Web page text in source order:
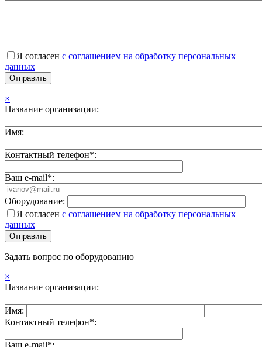
Я согласен с соглашением на обработку персональных
данных
×
Название организации:
Имя:
Контактный телефон*:
Ваш e-mail*:
Оборудование:
Я согласен с соглашением на обработку персональных
данных
Задать вопрос по оборудованию
×
Название организации:
Имя:
Контактный телефон*:
Ваш e-mail*: